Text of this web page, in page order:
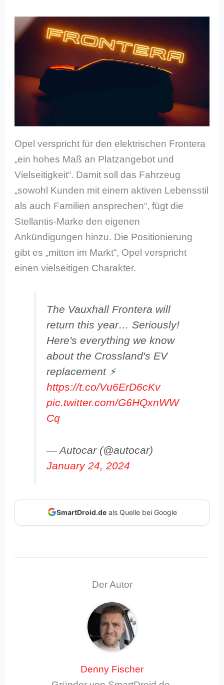
Opel verspricht für den elektrischen Frontera
„ein hohes Maß an Platzangebot und
Vielseitigkeit“. Damit soll das Fahrzeug
„sowohl Kunden mit einem aktiven Lebensstil
als auch Familien ansprechen“, fügt die
Stellantis-Marke den eigenen
Ankündigungen hinzu. Die Positionierung
gibt es „mitten im Markt“, Opel verspricht
einen vielseitigen Charakter.
The Vauxhall Frontera will
return this year… Seriously!
Here's everything we know
about the Crossland's EV
replacement ⚡
https://t.co/Vu6ErD6cKv
pic.twitter.com/G6HQxnWW
Cq
— Autocar (@autocar)
January 24, 2024
SmartDroid.deals Quelle bei Google
Der Autor
Denny Fischer